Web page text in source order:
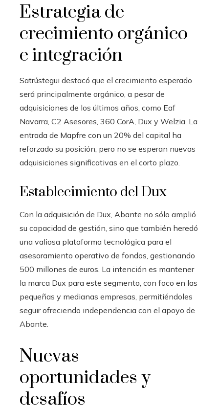
Estrategia de
crecimiento orgánico
e integración
Satrústegui destacó que el crecimiento esperado
será principalmente orgánico, a pesar de
adquisiciones de los últimos años, como Eaf
Navarra, C2 Asesores, 360 CorA, Dux y Welzia. La
entrada de Mapfre con un 20% del capital ha
reforzado su posición, pero no se esperan nuevas
adquisiciones significativas en el corto plazo.
Establecimiento del Dux
Con la adquisición de Dux, Abante no sólo amplió
su capacidad de gestión, sino que también heredó
una valiosa plataforma tecnológica para el
asesoramiento operativo de fondos, gestionando
500 millones de euros. La intención es mantener
la marca Dux para este segmento, con foco en las
pequeñas y medianas empresas, permitiéndoles
seguir ofreciendo independencia con el apoyo de
Abante.
Nuevas
oportunidades y
desafíos